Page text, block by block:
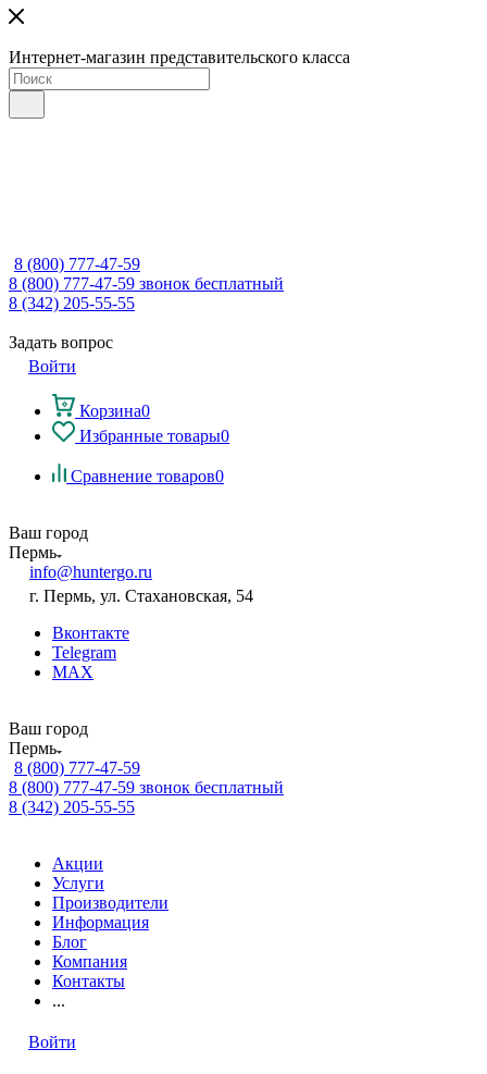
Интернет-магазин представительского класса
8 (800) 777-47-59
8 (800) 777-47-59 звонок бесплатный
8 (342) 205-55-55
Задать вопрос
Войти
Корзина0
Избранные товары0
Сравнение товаров0
Ваш город
Пермь
info@huntergo.ru
г. Пермь, ул. Стахановская, 54
Вконтакте
Telegram
MAX
Ваш город
Пермь
8 (800) 777-47-59
8 (800) 777-47-59 звонок бесплатный
8 (342) 205-55-55
Акции
Услуги
Производители
Информация
Блог
Компания
Контакты
...
Войти